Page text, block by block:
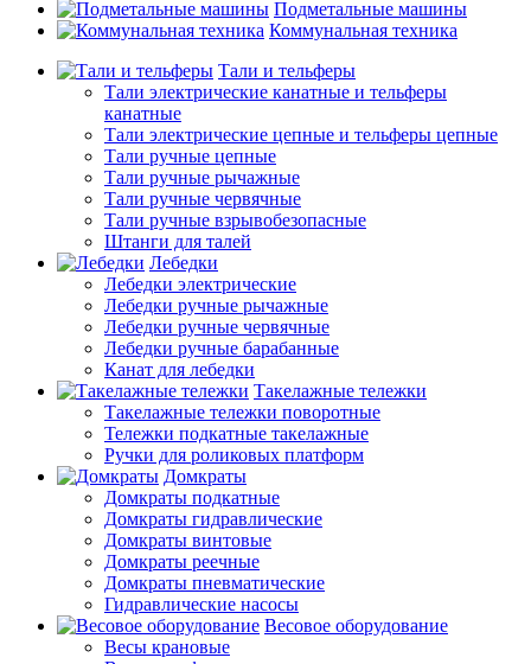
Подметальные машины
Коммунальная техника
Тали и тельферы
Тали электрические канатные и тельферы
канатные
Тали электрические цепные и тельферы цепные
Тали ручные цепные
Тали ручные рычажные
Тали ручные червячные
Тали ручные взрывобезопасные
Штанги для талей
Лебедки
Лебедки электрические
Лебедки ручные рычажные
Лебедки ручные червячные
Лебедки ручные барабанные
Канат для лебедки
Такелажные тележки
Такелажные тележки поворотные
Тележки подкатные такелажные
Ручки для роликовых платформ
Домкраты
Домкраты подкатные
Домкраты гидравлические
Домкраты винтовые
Домкраты реечные
Домкраты пневматические
Гидравлические насосы
Весовое оборудование
Весы крановые